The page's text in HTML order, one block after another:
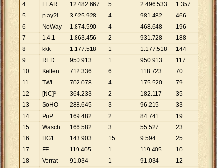
4
FEAR 12.482.667 5 2.496.533 1.357 9
199
5
play?! 3.925.928 4 981.482 466
425
6
NoWay 1.874.590 4 468.648 196 9
7
1.4.1 1.863.456 2 931.728 188 .
912
8
kkk 1.177.518 1 1.177.518 144
9
RED 950.913 1 950.913 117 8 127
10
Kelten 712.336 6 118.723 70 10
11
TWI 702.078 4 175.520 79
12
[NC]² 364.233 2 182.117 35 10
13
SoHO 288.645 3 96.215 33
14
PuP 169.482 2 84.741 19
15
Wasch 166.582 3 55.527 23 7
16
HG1 143.903 15 9.594 25
756
17
FF 119.405 1 119.405 10 11
941
18
Verrat 91.034 1 91.034 12
586